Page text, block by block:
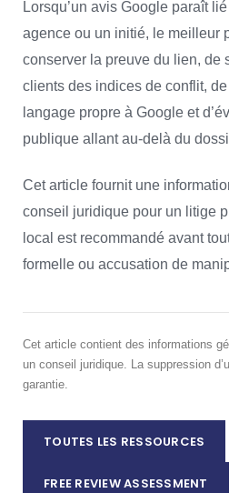
Lorsqu’un avis Google paraît
agence ou un initié, le meilleur
conserver la preuve du lien, de
clients des indices de conflit,
langage propre à Google et
publique allant au-delà du
Cet article fournit une
conseil juridique pour un litige
local est recommandé avant
formelle ou accusation de
Cet article contient des informations
un conseil juridique. La suppression
garantie.
TOUTES LES RESSOURCES
FREE REVIEW ASSESSMENT